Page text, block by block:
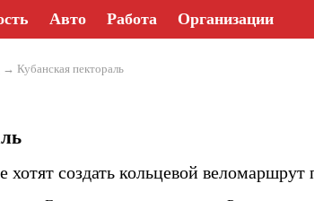
Авто Работа Организации
→ Кубанская пектораль
хотят создать кольцевой